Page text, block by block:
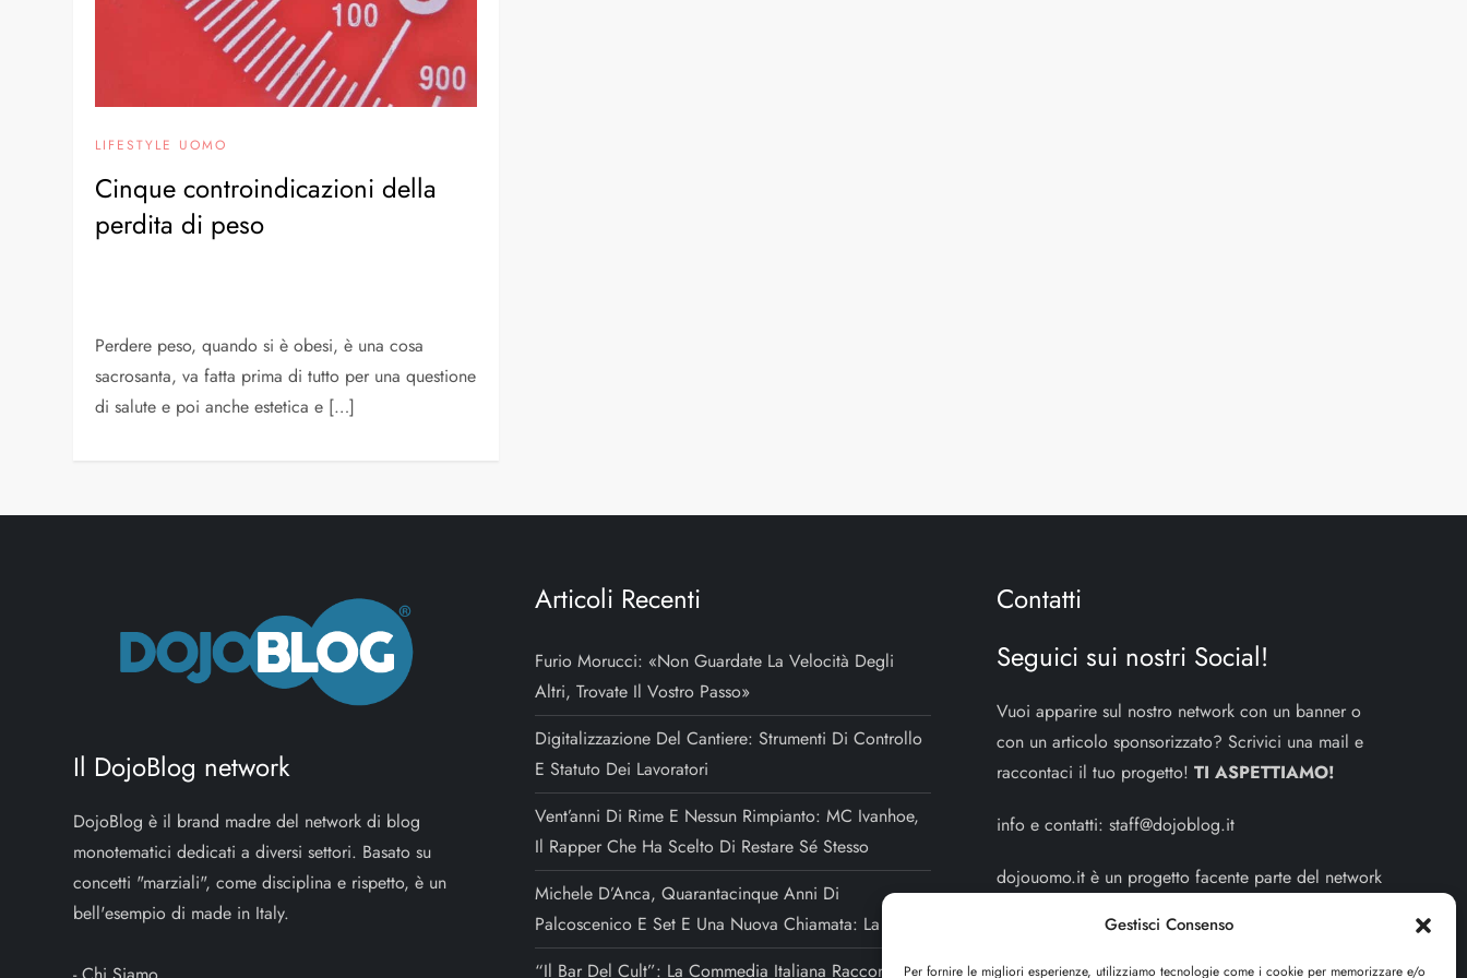
Gestisci Consenso
Per fornire le migliori esperienze, utilizziamo tecnologie come i cookie per memorizzare e/o
LIFESTYLE UOMO
Cinque controindicazioni della
perdita di peso
Perdere peso, quando si è obesi, è una cosa
sacrosanta, va fatta prima di tutto per una questione
di salute e poi anche estetica e […]
Il DojoBlog network
DojoBlog è il brand madre del network di blog
monotematici dedicati a diversi settori. Basato su
concetti "marziali", come disciplina e rispetto, è un
bell'esempio di made in Italy.
Articoli Recenti
Furio Morucci: «Non Guardate La Velocità Degli
Altri, Trovate Il Vostro Passo»
Digitalizzazione Del Cantiere: Strumenti Di Controllo
E Statuto Dei Lavoratori
Vent’anni Di Rime E Nessun Rimpianto: MC Ivanhoe,
Il Rapper Che Ha Scelto Di Restare Sé Stesso
Michele D’Anca, Quarantacinque Anni Di
Palcoscenico E Set E Una Nuova Chiamata: La Regia
“Il Bar Del Cult”: La Commedia Italiana Raccontata
Contatti
Seguici sui nostri Social!
Vuoi apparire sul nostro network con un banner o
con un articolo sponsorizzato? Scrivici una mail e
raccontaci il tuo progetto!TI ASPETTIAMO!
info e contatti:staff@dojoblog.it
dojouomo.it è un progetto facente parte del network
sede legale in Via delle Sirene 34 - Roma - P.iva:
IT13402731007